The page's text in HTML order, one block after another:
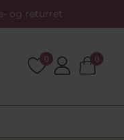
og returret
0 0